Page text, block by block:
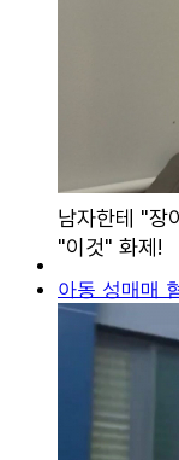
아동 성매매